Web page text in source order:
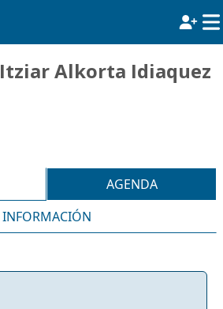
Itziar Alkorta Idiaquez
AGENDA
INFORMACIÓN